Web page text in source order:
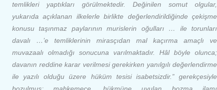
temlikleri yaptıkları görülmektedir. Değinilen somut olgular,
yukarıda açıklanan ilkelerle birlikte değerlendirildiğinde çekişme
konusu taşınmaz paylarının murislerin oğulları … ile torunları
davalı …’e temliklerinin mirasçıdan mal kaçırma amaçlı ve
muvazaalı olmadığı sonucuna varılmaktadır. Hâl böyle olunca;
davanın reddine karar verilmesi gerekirken yanılgılı değerlendirme
ile yazılı olduğu üzere hüküm tesisi isabetsizdir.” gerekçesiyle